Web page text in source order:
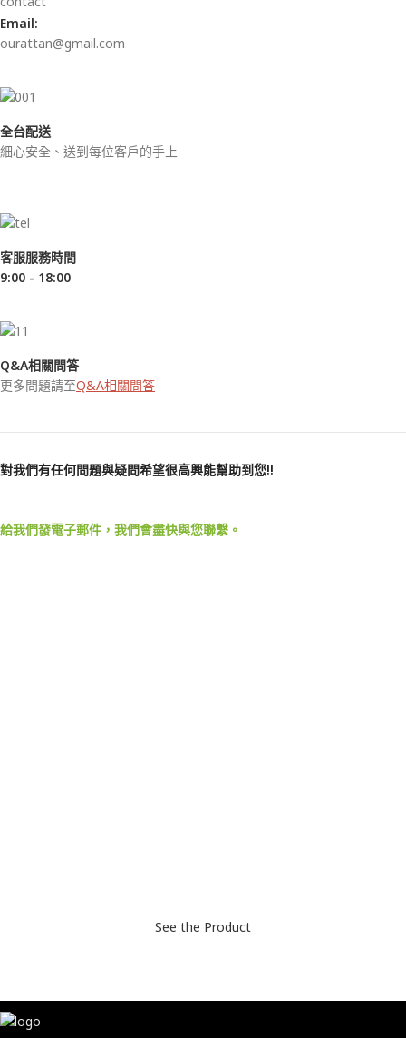
Email:
ourattan@gmail.com
全台配送
細心安全、送到每位客戶的手上
客服服務時間
9:00 - 18:00
Q&A相關問答
更多問題請至Q&A相關問答
對我們有任何問題與疑問希望很高興能幫助到您!!
給我們發電子郵件，我們會盡快與您聯繫。
See the Product